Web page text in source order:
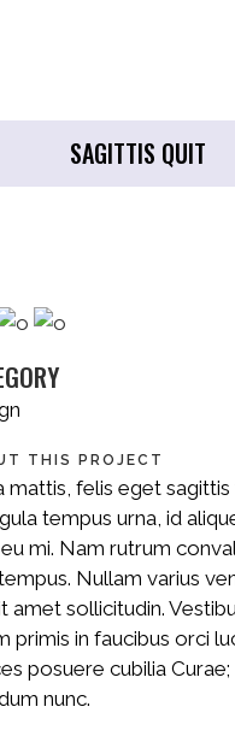
SAGITTIS QUIT
THIS PROJECT
mattis, felis eget
tempus urna, id
mi. Nam rutrum
Nullam varius
amet sollicitudin.
primis in faucibus orci
posuere cubilia
nunc.